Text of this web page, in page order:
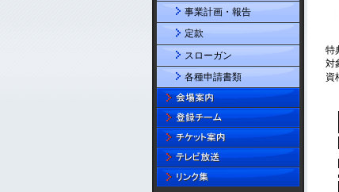
事業計画・報告
定款
スローガン
各種申請書類